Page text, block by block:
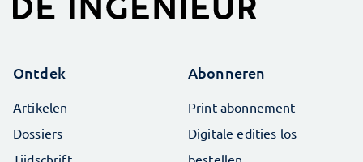
Ontdek
Artikelen
Dossiers
Tijdschrift
Abonneren
Print abonnement
Digitale edities los
bestellen